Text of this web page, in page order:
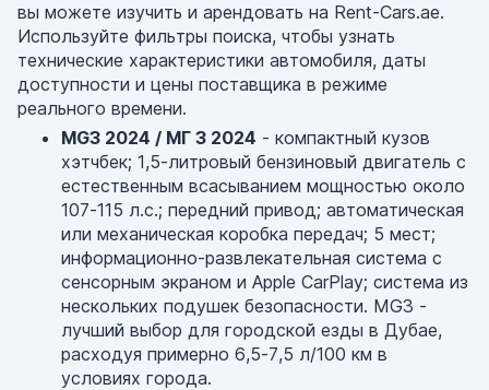
вы можете изучить и арендовать на Rent-Cars.ae.
Используйте фильтры поиска, чтобы узнать
технические характеристики автомобиля, даты
доступности и цены поставщика в режиме
реального времени.
MG3 2024 / МГ 3 2024 - компактный кузов
хэтчбек; 1,5-литровый бензиновый двигатель с
естественным всасыванием мощностью около
107-115 л.с.; передний привод; автоматическая
или механическая коробка передач; 5 мест;
информационно-развлекательная система с
сенсорным экраном и Apple CarPlay; система из
нескольких подушек безопасности. MG3 -
лучший выбор для городской езды в Дубае,
расходуя примерно 6,5-7,5 л/100 км в
условиях города.